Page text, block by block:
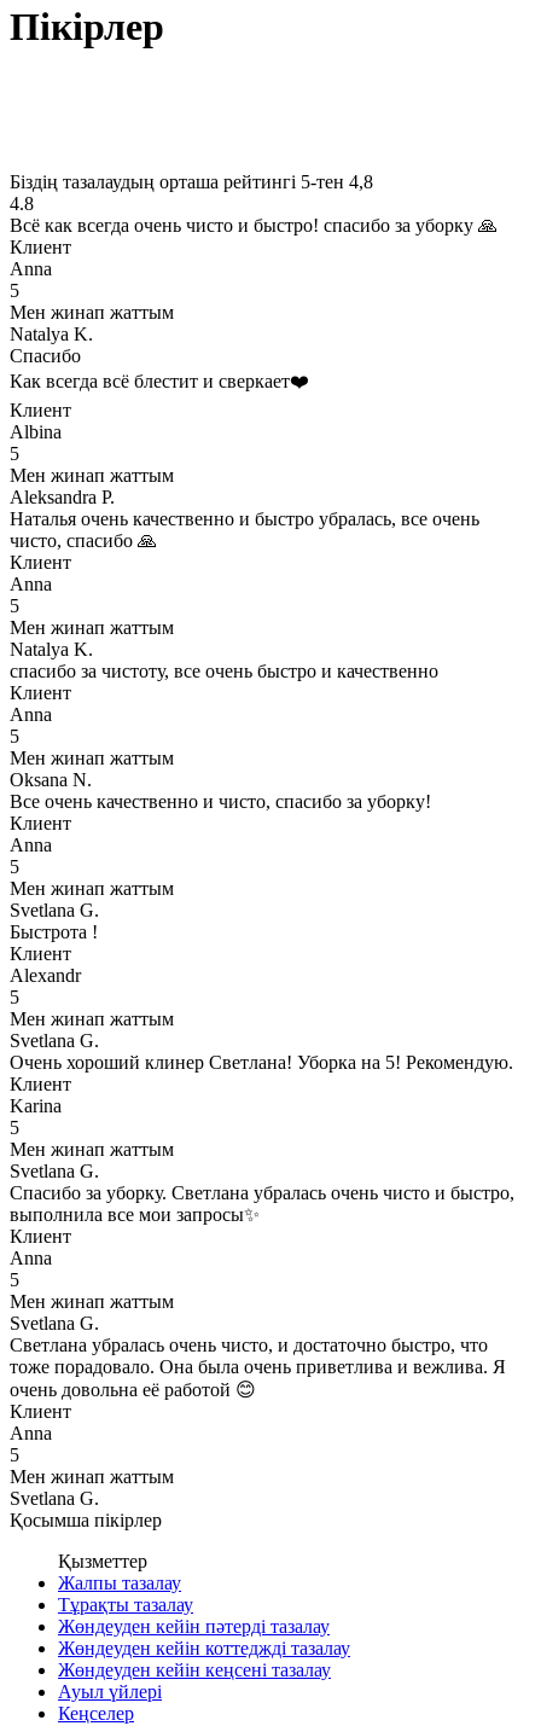
Пікірлер
Біздің тазалаудың орташа рейтингі 5-тен 4,8
4.8
Всё как всегда очень чисто и быстро! спасибо за уборку 🙏
Клиент
Anna
5
Мен жинап жаттым
Natalya K.
Спасибо
Как всегда всё блестит и сверкает❤️
Клиент
Albina
5
Мен жинап жаттым
Aleksandra P.
Наталья очень качественно и быстро убралась, все очень
чисто, спасибо 🙏
Клиент
Anna
5
Мен жинап жаттым
Natalya K.
спасибо за чистоту, все очень быстро и качественно
Клиент
Anna
5
Мен жинап жаттым
Oksana N.
Все очень качественно и чисто, спасибо за уборку!
Клиент
Anna
5
Мен жинап жаттым
Svetlana G.
Быстрота !
Клиент
Alexandr
5
Мен жинап жаттым
Svetlana G.
Очень хороший клинер Светлана! Уборка на 5! Рекомендую.
Клиент
Karina
5
Мен жинап жаттым
Svetlana G.
Спасибо за уборку. Светлана убралась очень чисто и быстро,
выполнила все мои запросы✨
Клиент
Anna
5
Мен жинап жаттым
Svetlana G.
Светлана убралась очень чисто, и достаточно быстро, что
тоже порадовало. Она была очень приветлива и вежлива. Я
очень довольна её работой 😊
Клиент
Anna
5
Мен жинап жаттым
Svetlana G.
Қосымша пікірлер
Қызметтер
Жалпы тазалау
Тұрақты тазалау
Жөндеуден кейін пәтерді тазалау
Жөндеуден кейін коттеджді тазалау
Жөндеуден кейін кеңсені тазалау
Ауыл үйлері
Кеңселер